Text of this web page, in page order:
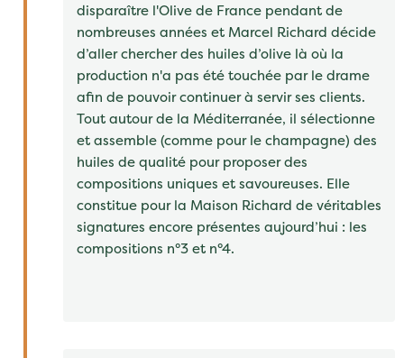
disparaître l'Olive de France pendant de
nombreuses années et Marcel Richard décide
d’aller chercher des huiles d’olive là où la
production n'a pas été touchée par le drame
afin de pouvoir continuer à servir ses clients.
Tout autour de la Méditerranée, il sélectionne
et assemble (comme pour le champagne) des
huiles de qualité pour proposer des
compositions uniques et savoureuses. Elle
constitue pour la Maison Richard de véritables
signatures encore présentes aujourd’hui : les
compositions n°3et n°4.